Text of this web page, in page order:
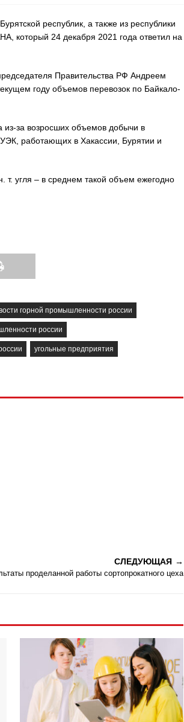
республик, а также из республики
который 24 декабря 2021 года ответил на
Правительства РФ Андреем
году объемов перевозок по Байкало-
из-за возросших объемов добычи в
работающих в Хакассии, Бурятии и
т. угля – в среднем такой объем ежегодно
горной промышленности россии
россии
угольные предприятия
СЛЕДУЮЩАЯ
проделанной работы сортопрокатного цеха